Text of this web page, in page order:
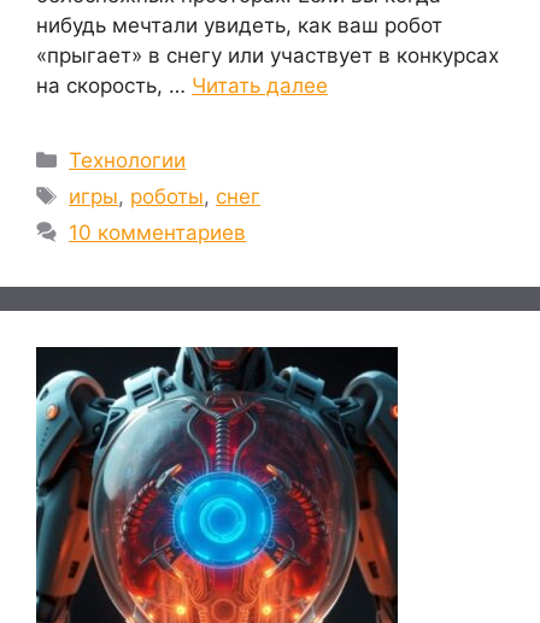
нибудь мечтали увидеть, как ваш робот
«прыгает» в снегу или участвует в конкурсах
на скорость, … Читать далее
Рубрики
Технологии
Метки
игры, роботы,снег
10 комментариев